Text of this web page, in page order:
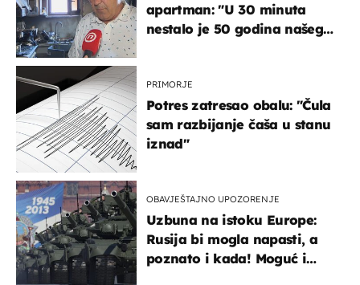
apartman: "U 30 minuta
nestalo je 50 godina našeg
PRIMORJE
Potres zatresao obalu: "Čula
sam razbijanje čaša u stanu
iznad"
OBAVJEŠTAJNO UPOZORENJE
Uzbuna na istoku Europe:
Rusija bi mogla napasti, a
poznato i kada! Moguć i